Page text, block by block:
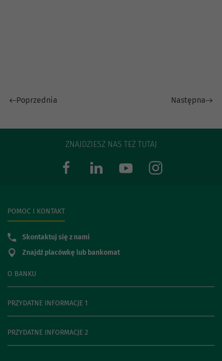
Poprzednia Następna
ZNAJDZIESZ NAS TEŻ TUTAJ
O BANKU
PRZYDATNE INFORMACJE 1
PRZYDATNE INFORMACJE 2
POMOC I KONTAKT
Skontaktuj się z nami
Znajdź placówkę lub bankomat